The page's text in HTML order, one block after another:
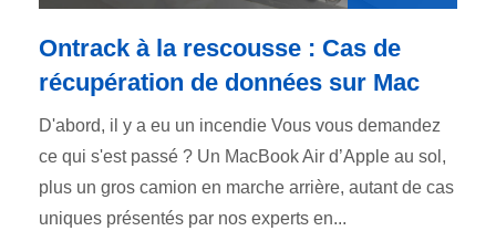
Ontrack à la rescousse : Cas de
récupération de données sur Mac
D'abord, il y a eu un incendie Vous vous demandez
ce qui s'est passé ? Un MacBook Air d’Apple au sol,
plus un gros camion en marche arrière, autant de cas
uniques présentés par nos experts en...